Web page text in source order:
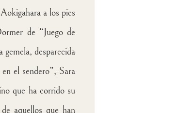
a los pies
de “Juego de
gemela, desparecida
el sendero”, Sara
que ha corrido su
aquellos que han